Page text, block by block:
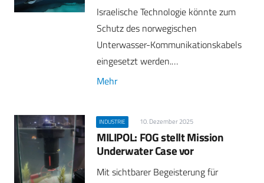
Israelische Technologie könnte zum
Schutz des norwegischen
Unterwasser-Kommunikationskabels
eingesetzt werden.…
Mehr
INDUSTRIE 10. Dezember 2025
MILIPOL: FOG stellt Mission
Underwater Case vor
Mit sichtbarer Begeisterung für